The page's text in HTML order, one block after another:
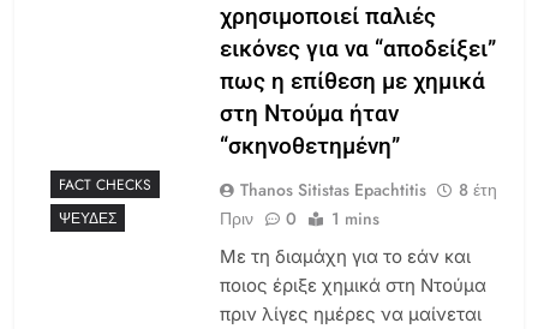
FACT CHECKS
ΨΕΥΔΈΣ
χρησιμοποιεί παλιές
εικόνες για να “αποδείξει”
πως η επίθεση με χημικά
στη Ντούμα ήταν
“σκηνοθετημένη”
Thanos Sitistas Epachtitis
8 έτη
Πριν
0 1 mins
Με τη διαμάχη για το εάν και
ποιος έριξε χημικά στη Ντούμα
πριν λίγες ημέρες να μαίνεται